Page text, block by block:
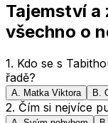
Tajemství a
všechno o
1. Kdo se s
řadě?
A. Matka Viktora B.
2. Čím si nejvíce